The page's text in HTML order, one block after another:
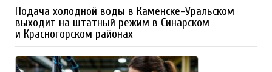
Подача холодной воды в Каменске-Уральском
выходит на штатный режим в Синарском
и Красногорском районах